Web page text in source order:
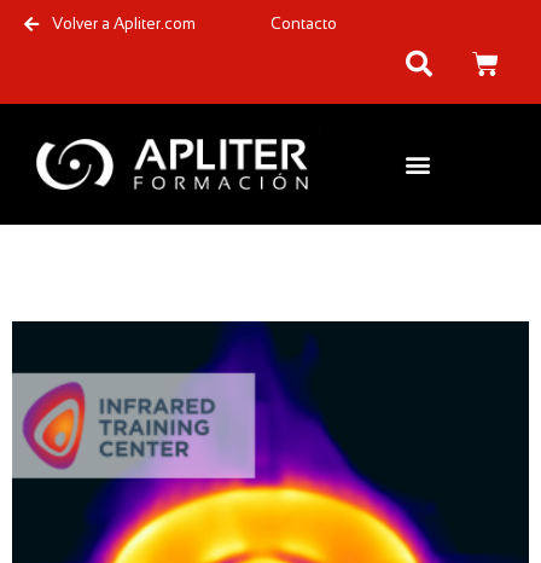
Volver a Apliter.com Contacto